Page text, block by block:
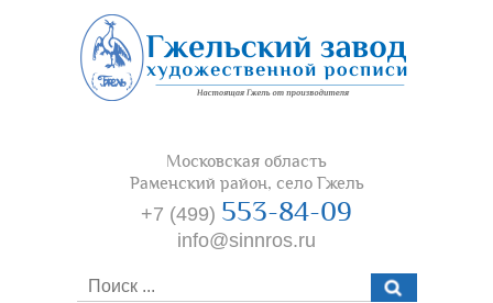
Московская область
Раменский район, село Гжель
+7 (499) 553-84-09
info@sinnros.ru